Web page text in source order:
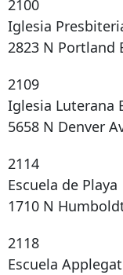
2100
Iglesia
2823 N Portland
2109
Iglesia Luterana
5658 N Denver
2114
Escuela de Playa
1710 N
2118
Escuela